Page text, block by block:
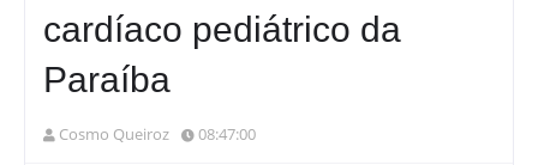
cardíaco pediátrico da
Paraíba
Cosmo Queiroz 08:47:00